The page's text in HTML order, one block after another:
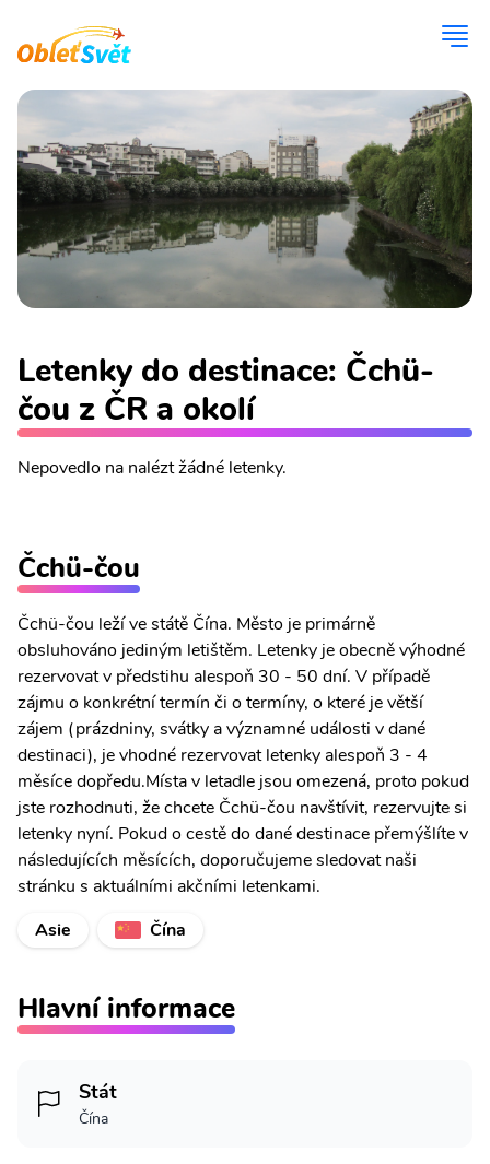
Letenky do destinace: Čchü-
čou z ČR a okolí
Nepovedlo na nalézt žádné letenky.
Čchü-čou
Čchü-čou leží ve státě Čína. Město je primárně
obsluhováno jediným letištěm. Letenky je obecně výhodné
rezervovat v předstihu alespoň 30 - 50 dní. V případě
zájmu o konkrétní termín či o termíny, o které je větší
zájem (prázdniny, svátky a významné události v dané
destinaci), je vhodné rezervovat letenky alespoň 3 - 4
měsíce dopředu.Místa v letadle jsou omezená, proto pokud
jste rozhodnuti, že chcete Čchü-čou navštívit, rezervujte si
letenky nyní. Pokud o cestě do dané destinace přemýšlíte v
následujících měsících, doporučujeme sledovat naši
stránku s aktuálními akčními letenkami.
Asie
Čína
Hlavní informace
Stát
Čína